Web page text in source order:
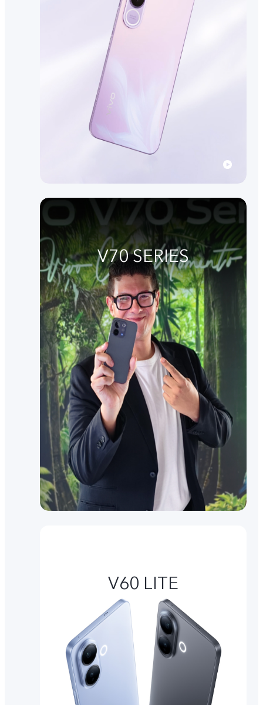
V70 SERIES
V60 LITE